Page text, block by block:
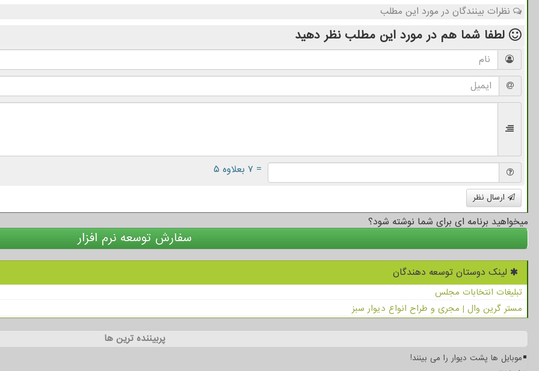
نظرات بینندگان در مورد این مطلب
لطفا شما هم در مورد این مطلب نظر دهید
= ۷ بعلاوه ۵
ارسال نظر
میخواهید برنامه ای برای شما نوشته شود؟
سفارش توسعه نرم افزار
لینک دوستان توسعه دهندگان
تبلیغات انتخابات مجلس
مستر گرین وال | مجری و طراح انواع دیوار سبز
پربیننده ترین ها
موبایل ها پشت دیوار را می بینند!